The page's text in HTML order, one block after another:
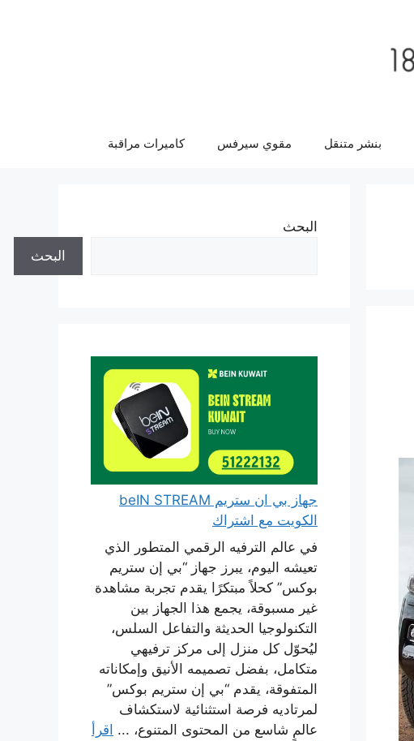
بنشر متنقل مقوي سيرفس كاميرات مراقبة
البحث
البحث
جهاز بي ان ستريم beIN STREAM
الكويت مع اشتراك
في عالم الترفيه الرقمي المتطور الذي
تعيشه اليوم، يبرز جهاز “بي إن ستريم
بوكس” كحلاً مبتكرًا يقدم تجربة مشاهدة
غير مسبوقة، يجمع هذا الجهاز بين
التكنولوجيا الحديثة والتفاعل السلس،
ليُحوّل كل منزل إلى مركز ترفيهي
متكامل، بفضل تصميمه الأنيق وإمكاناته
المتفوقة، يقدم “بي إن ستريم بوكس”
لمرتاديه فرصة استثنائية لاستكشاف
عالمٍ شاسع من المحتوى المتنوع، ... اقرأ